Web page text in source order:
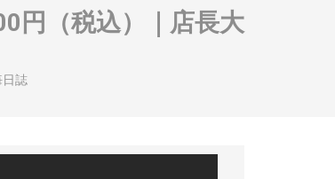
円（税込）｜店長大
誌